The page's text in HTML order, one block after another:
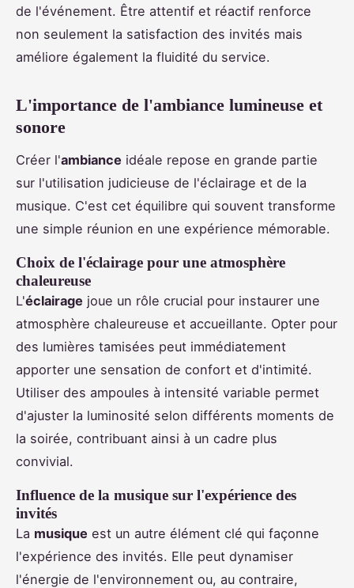
de l'événement. Être attentif et réactif renforce
non seulement la satisfaction des invités mais
améliore également la fluidité du service.
L'importance de l'ambiance lumineuse et
sonore
Créer l'ambiance idéale repose en grande partie
sur l'utilisation judicieuse de l'éclairage et de la
musique. C'est cet équilibre qui souvent transforme
une simple réunion en une expérience mémorable.
Choix de l'éclairage pour une atmosphère
chaleureuse
L'éclairage joue un rôle crucial pour instaurer une
atmosphère chaleureuse et accueillante. Opter pour
des lumières tamisées peut immédiatement
apporter une sensation de confort et d'intimité.
Utiliser des ampoules à intensité variable permet
d'ajuster la luminosité selon différents moments de
la soirée, contribuant ainsi à un cadre plus
convivial.
Influence de la musique sur l'expérience des
invités
La musique est un autre élément clé qui façonne
l'expérience des invités. Elle peut dynamiser
l'énergie de l'environnement ou, au contraire,